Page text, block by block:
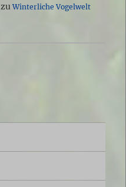
Winterliche Vogelwelt